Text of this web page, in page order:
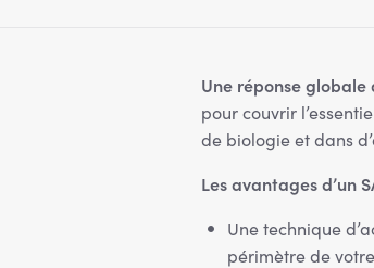
Une réponse globale
pour couvrir
de biologie et dans
Les avantages d’un
Une technique
périmètre de